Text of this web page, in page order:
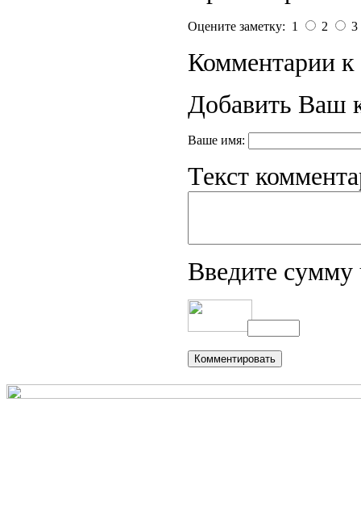
Оцените заметку: 1 2 3
Комментарии к
Добавить Ваш
Ваше имя:
Текст
Введите сумму